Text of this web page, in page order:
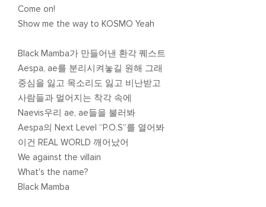
Come on!
Show me the way to KOSMO Yeah
Black Mamba가 만들어낸 환각 퀘스트
Aespa, ae를 분리시켜놓길 원해 그래
중심을 잃고 목소리도 잃고 비난받고
사람들과 멀어지는 착각 속에
Naevis우리 ae, ae들을 불러봐
Aespa의 Next Level “P.O.S”를 열어봐
이건 REAL WORLD 깨어났어
We against the villain
What's the name?
Black Mamba